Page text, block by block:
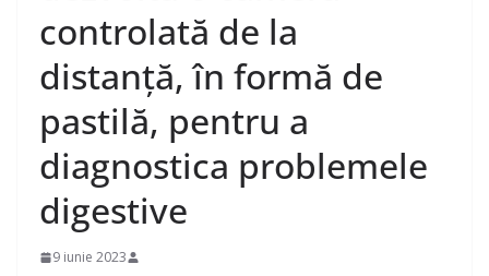
controlată de la
distanță, în formă de
pastilă, pentru a
diagnostica problemele
digestive
9 iunie 2023